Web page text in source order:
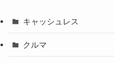
キャッシュレス
クルマ